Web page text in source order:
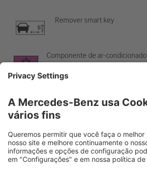
Remover smart key
Componente de ar-condicionado